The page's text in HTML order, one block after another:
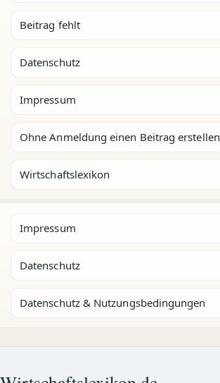
Beitrag fehlt
Datenschutz
Impressum
Ohne Anmeldung einen Beitrag erstellen
Wirtschaftslexikon
Impressum
Datenschutz
Datenschutz & Nutzungsbedingungen